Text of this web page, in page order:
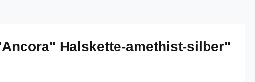
Halskette-amethist-silber"